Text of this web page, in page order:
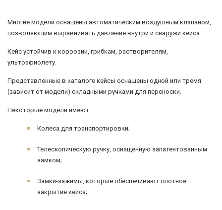
Многие модели оснащены автоматическим воздушным клапаном,
позволяющим выравнивать давление внутри и снаружи кейса.
Кейс устойчив к коррозии, грибкам, растворителям,
ультрафиолету.
Представленные в каталоге кейсы оснащены одной или тремя
(зависит от модели) складными ручками для переноски.
Некоторые модели имеют:
Колеса для транспортировки;
Телескопическую ручку, оснащенную запатентованным
замком;
Замки-зажимы, которые обеспечивают плотное
закрытие кейса;